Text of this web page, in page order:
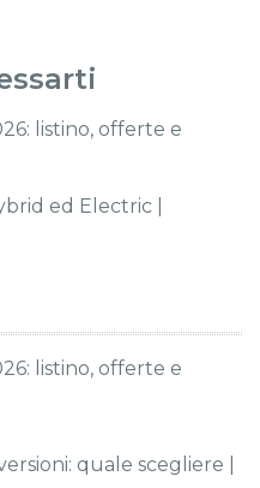
listino, offerte e
ed Electric |
listino, offerte e
quale scegliere |